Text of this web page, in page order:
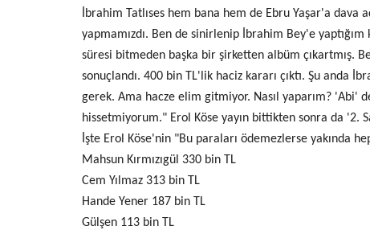
İbrahim Tatlıses hem bana hem de Ebru Yaşar'a dava
yapmamızdı. Ben de sinirlenip İbrahim Bey'e yaptığım
süresi bitmeden başka bir şirketten albüm çıkartmış.
sonuçlandı. 400 bin TL'lik haciz kararı çıktı. Şu anda
gerek. Ama hacze elim gitmiyor. Nasıl yaparım? 'Abi'
hissetmiyorum." Erol Köse yayın bittikten sonra da '2.
İşte Erol Köse'nin "Bu paraları ödemezlerse yakında
Mahsun Kırmızıgül 330 bin TL
Cem Yılmaz 313 bin TL
Hande Yener 187 bin TL
Gülşen 113 bin TL